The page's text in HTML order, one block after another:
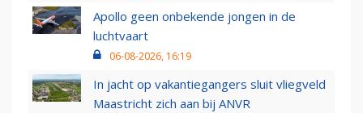
Apollo geen onbekende jongen in de
luchtvaart
06-08-2026, 16:19
In jacht op vakantiegangers sluit vliegveld
Maastricht zich aan bij ANVR